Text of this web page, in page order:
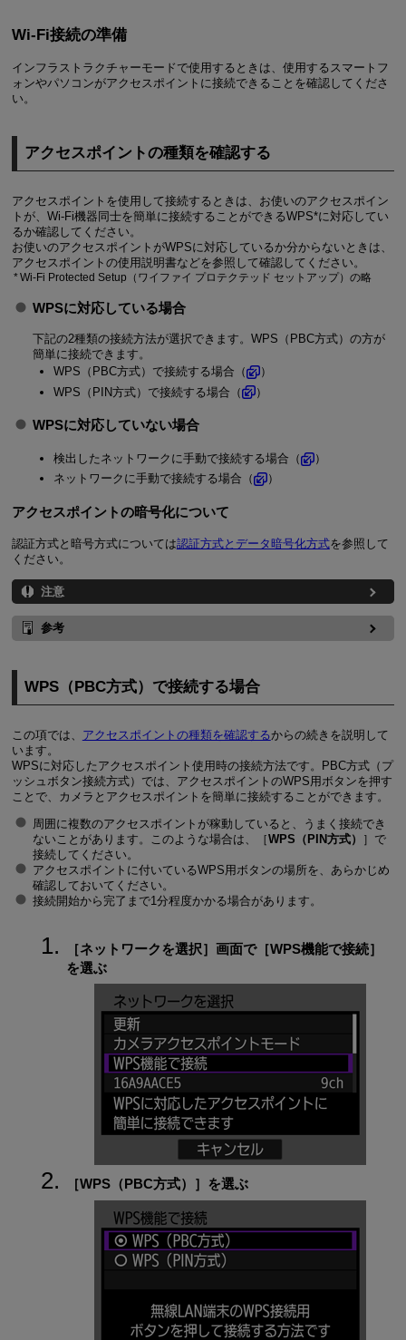
Wi-Fi接続の準備
インフラストラクチャーモードで使用するときは、使用するスマートフ
ォンやパソコンがアクセスポイントに接続できることを確認してくださ
い。
アクセスポイントの種類を確認する
アクセスポイントを使用して接続するときは、お使いのアクセスポイン
トが、 Wi-Fi機器同士を簡単に接続することができるWPS*に対応してい
るか確認してください。
お使いのアクセスポイントがWPSに対応しているか分からないときは、
アクセスポイントの使用説明書などを参照して確認してください。
Wi-Fi Protected Setup（ワイファイ プロテクテッド セットアップ）の略
WPSに対応している場合
下記の2種類の接続方法が選択できます。WPS（PBC方式）の方が
簡単に接続できます。
WPS（PBC方式）で接続する場合（
）
WPS（PIN方式）で接続する場合（
）
WPSに対応していない場合
検出したネットワークに手動で接続する場合（
）
ネットワークに手動で接続する場合（
）
アクセスポイントの暗号化について
認証方式と暗号方式については認証方式とデータ暗号化方式を参照して
ください。
注意
参考
WPS（PBC方式）で接続する場合
この項では、 アクセスポイントの種類を確認するからの続きを説明して
います。
WPSに対応したアクセスポイント使用時の接続方法です。PBC方式（プ
ッシュボタン接続方式）では、アクセスポイントのWPS用ボタンを押す
ことで、カメラとアクセスポイントを簡単に接続することができます。
周囲に複数のアクセスポイントが稼動していると、うまく接続でき
ないことがあります。このような場合は、［WPS（PIN方式）
］で
接続してください。
アクセスポイントに付いているWPS用ボタンの場所を、あらかじめ
確認しておいてください。
接続開始から完了まで1分程度かかる場合があります。
［ネットワークを選択］画面で［WPS機能で接続］
を選ぶ
［WPS（PBC方式） ］を選ぶ